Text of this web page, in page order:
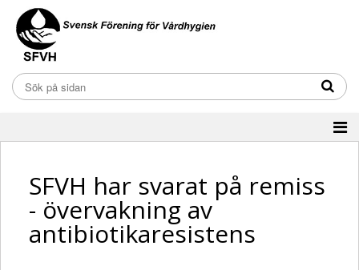
SFVH har svarat på remiss
- övervakning av
antibiotikaresistens